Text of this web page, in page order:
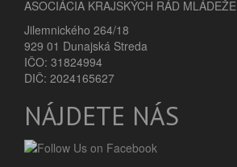
ASOCIÁCIA KRAJSKÝCH RÁD MLÁDEŽE
Jilemnického 264/18
929 01 Dunajská Streda
IČO: 31824994
DIČ: 2024165627
NÁJDETE NÁS